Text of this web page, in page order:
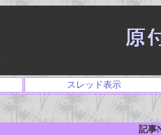
スレッド表示
記事